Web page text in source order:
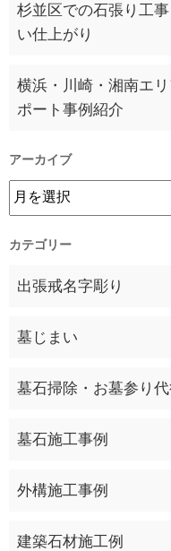
杉並区での石張り工
い仕上がり
横浜・川崎・湘南エ
ポート事例紹介
アーカイブ
カテゴリー
出張戒名字彫り
墓じまい
墓石掃除・お墓参り
墓石施工事例
外構施工事例
建築石材施工例